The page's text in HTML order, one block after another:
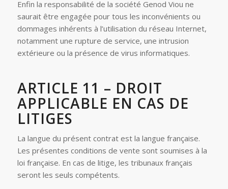
Enfin la responsabilité de la société Genod Viou ne
saurait être engagée pour tous les inconvénients ou
dommages inhérents à l’utilisation du réseau Internet,
notamment une rupture de service, une intrusion
extérieure ou la présence de virus informatiques.
ARTICLE 11 – DROIT
APPLICABLE EN CAS DE
LITIGES
La langue du présent contrat est la langue française.
Les présentes conditions de vente sont soumises à la
loi française. En cas de litige, les tribunaux français
seront les seuls compétents.